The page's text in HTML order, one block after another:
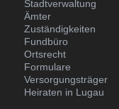
Stadtverwaltung
Ämter
Zuständigkeiten
Fundbüro
Ortsrecht
Formulare
Versorgungsträger
Heiraten in Lugau